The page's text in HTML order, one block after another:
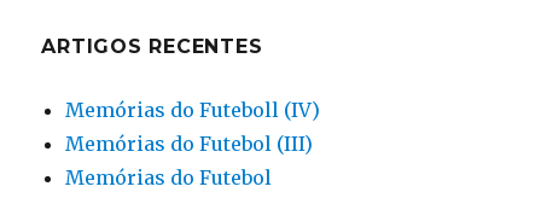
ARTIGOS RECENTES
Memórias do Futeboll (IV)
Memórias do Futebol (III)
Memórias do Futebol